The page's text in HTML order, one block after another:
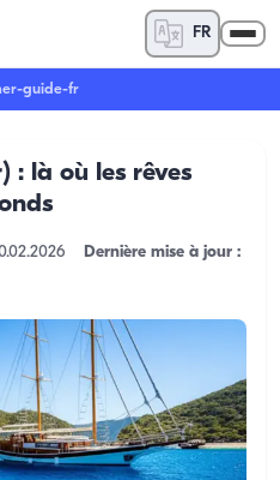
FR
guide-fr
: là où les rêves
Dernière mise à jour :